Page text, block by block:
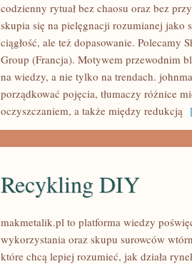
codzienny rytuał bez chaosu oraz bez
skupia się na pielęgnacji rozumianej jako
ciągłość, ale też dopasowanie. Polecamy
Group (Francja). Motywem przewodnim
na wiedzy, a nie tylko na trendach.
porządkować pojęcia, tłumaczy różnice
oczyszczaniem, a także między redukcją
Recykling DIY
makmetalik.pl to platforma wiedzy
wykorzystania oraz skupu surowców
które chcą lepiej rozumieć, jak działa